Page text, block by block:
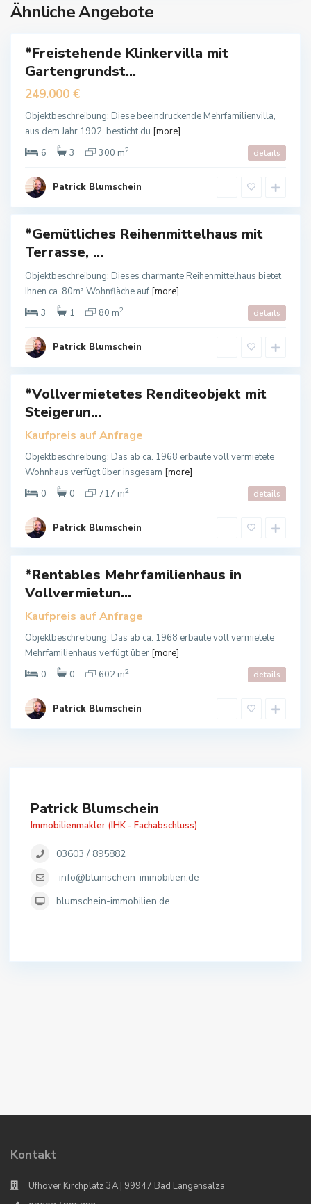
Ähnliche Angebote
a
*Freistehende Klinkervilla mit
Gartengrundst...
249.000 €
Objektbeschreibung: Diese beeindruckende Mehrfamilienvilla,
aus dem Jahr 1902, besticht du [more]
6
3 300 m2 details
Patrick Blumschein
a
a
n
g
n
s
a
z
*Gemütliches Reihenmittelhaus mit
Terrasse, ...
Objektbeschreibung: Dieses charmante Reihenmittelhaus bietet
Ihnen ca. 80m² Wohnfläche auf [more]
3
1 80 m2 details
Patrick Blumschein
B
d
a
n
g
n
s
a
z
*Vollvermietetes Renditeobjekt mit
Steigerun...
Kaufpreis auf Anfrage
Objektbeschreibung: Das ab ca. 1968 erbaute voll vermietete
Wohnhaus verfügt über insgesam [more]
0
0 717 m2 details
Patrick Blumschein
B
a
d
a
n
g
n
s
a
z
*Rentables Mehrfamilienhaus in
Vollvermietun...
Kaufpreis auf Anfrage
Objektbeschreibung: Das ab ca. 1968 erbaute voll vermietete
Mehrfamilienhaus verfügt über [more]
0
0 602 m2 details
Patrick Blumschein
Patrick Blumschein
Immobilienmakler (IHK - Fachabschluss)
03603 / 895882
info@blumschein-immobilien.de
blumschein-immobilien.de
Kontakt
Ufhover Kirchplatz 3A | 99947 Bad Langensalza